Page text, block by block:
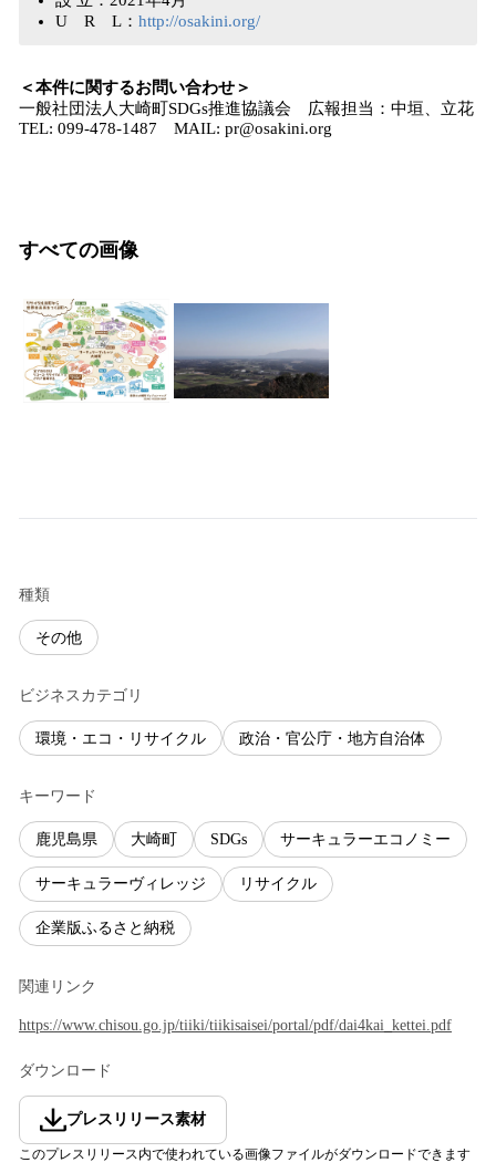
U R L： http://osakini.org/
＜本件に関するお問い合わせ＞
一般社団法人大崎町SDGs推進協議会 広報担当：中垣、立花
TEL: 099-478-1487 MAIL: pr@osakini.org
すべての画像
種類
その他
ビジネスカテゴリ
環境・エコ・リサイクル 政治・官公庁・地方自治体
キーワード
鹿児島県 大崎町 SDGs サーキュラーエコノミー
サーキュラーヴィレッジ リサイクル
企業版ふるさと納税
関連リンク
https://www.chisou.go.jp/tiiki/tiikisaisei/portal/pdf/dai4kai_kettei.pdf
ダウンロード
プレスリリース素材
このプレスリリース内で使われている画像ファイルがダウンロードできます